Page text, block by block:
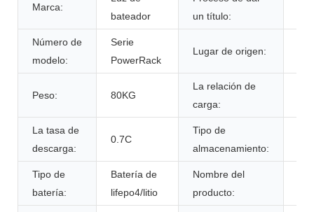
Marca:
bateador
un título:
Número de
modelo:
Serie
PowerRack
Lugar de origen:
Peso: 80KG
La relación de
carga:
La tasa de
descarga:
0.7C
Tipo de
almacenamiento:
Tipo de
batería:
Batería de
lifepo4/litio
Nombre del
producto: